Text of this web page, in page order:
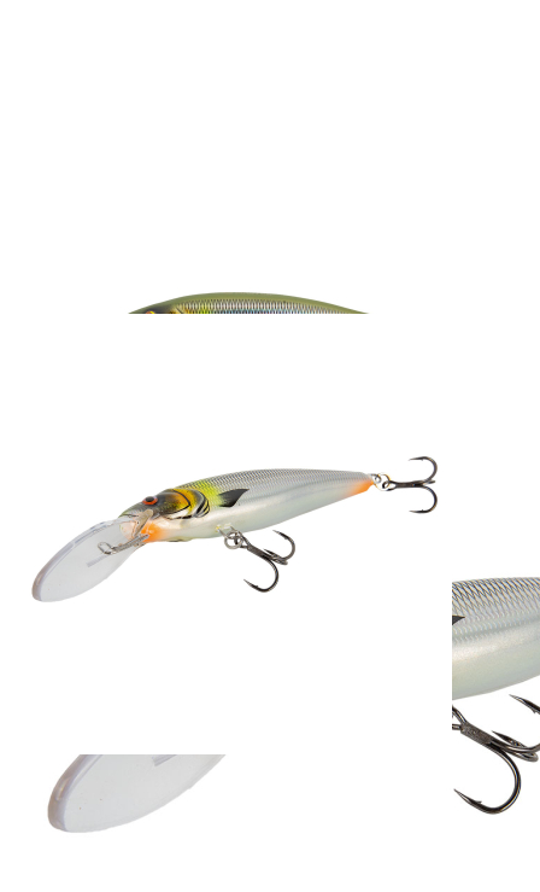
Edition: Twitchmaster
24,95 €
inkl. MwSt. zzgl. Versand
Verfügbare Menge: 279
Sofort lieferbar